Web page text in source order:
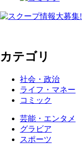
カテゴリ
社会・政治
ライフ・マネー
コミック
芸能・エンタメ
グラビア
スポーツ